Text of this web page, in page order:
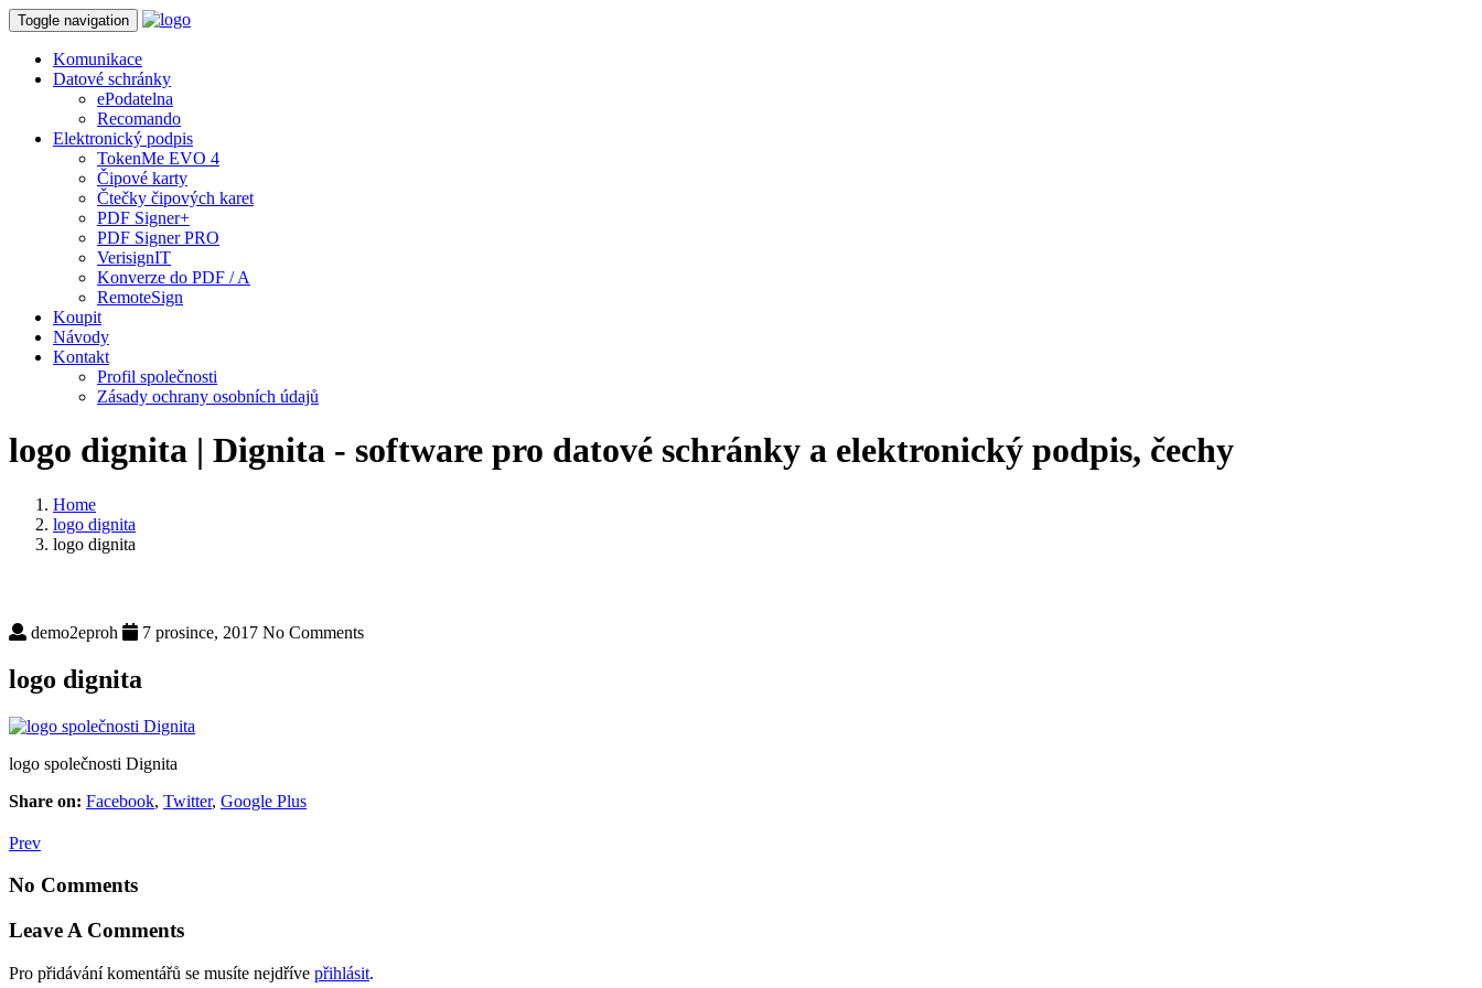
Toggle navigation
Komunikace
Datové schránky
ePodatelna
Recomando
Elektronický podpis
TokenMe EVO 4
Čipové karty
Čtečky čipových karet
PDF Signer+
PDF Signer PRO
VerisignIT
Konverze do PDF / A
RemoteSign
Koupit
Návody
Kontakt
Profil společnosti
Zásady ochrany osobních údajů
logo dignita | Dignita - software pro datové schránky a elektronický podpis, čechy
Home
logo dignita
logo dignita
demo2eproh 7 prosince, 2017 No Comments
logo dignita
logo společnosti Dignita
Share on: Facebook, Twitter, Google Plus
Prev
No Comments
Leave A Comments
Pro přidávání komentářů se musíte nejdříve přihlásit.